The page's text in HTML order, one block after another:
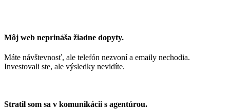
Môj web neprináša žiadne dopyty.
Máte návštevnosť, ale telefón nezvoní a emaily nechodia.
Investovali ste, ale výsledky nevidíte.
Stratil som sa v komunikácii s agentúrou.